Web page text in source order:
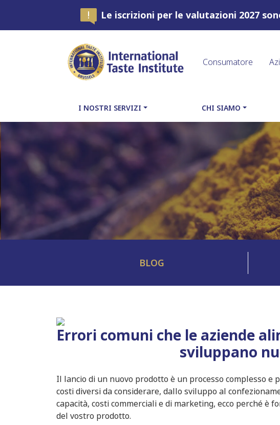
Le iscrizioni per le valutazioni 2027
Consumatore
I NOSTRI SERVIZI CHI SIAMO
BLOG
Errori comuni che le aziende
sviluppano
Il lancio di un nuovo prodotto è un processo complesso e
costi diversi da considerare, dallo sviluppo al
capacità, costi commerciali e di marketing, ecco perché è
del vostro prodotto.